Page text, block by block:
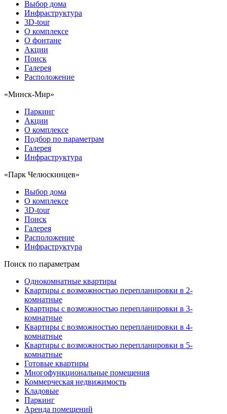
Выбор дома
Инфраструктура
3D-tour
О комплексе
О фонтане
Акции
Поиск
Галерея
Расположение
«Минск-Мир»
Паркинг
Акции
О комплексе
Подбор по параметрам
Галерея
Инфраструктура
«Парк Челюскинцев»
Выбор дома
О комплексе
3D-tour
Поиск
Галерея
Расположение
Инфраструктура
Поиск по параметрам
Однокомнатные квартиры
Квартиры с возможностью перепланировки в 2-
комнатные
Квартиры с возможностью перепланировки в 3-
комнатные
Квартиры с возможностью перепланировки в 4-
комнатные
Квартиры с возможностью перепланировки в 5-
комнатные
Готовые квартиры
Многофункциональные помещения
Коммерческая недвижимость
Кладовые
Паркинг
Аренда помещений